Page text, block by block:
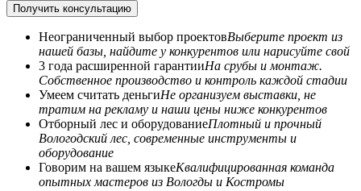
Получить консультацию
Неограниченный выбор проектовВыберите проект из
нашей базы, найдите у конкурентов или нарисуйте свой
3 года расширенной гарантииНа срубы и монтаж.
Собственное производство и контроль каждой стадии
Умеем считать деньгиНе организуем выставки, не
тратим на рекламу и наши цены ниже конкурентов
Отборный лес и оборудованиеПлотный и прочный
Вологодский лес, современные инструменты и
оборудование
Говорим на вашем языкеКвалифицированная команда
опытных мастеров из Вологды и Костромы